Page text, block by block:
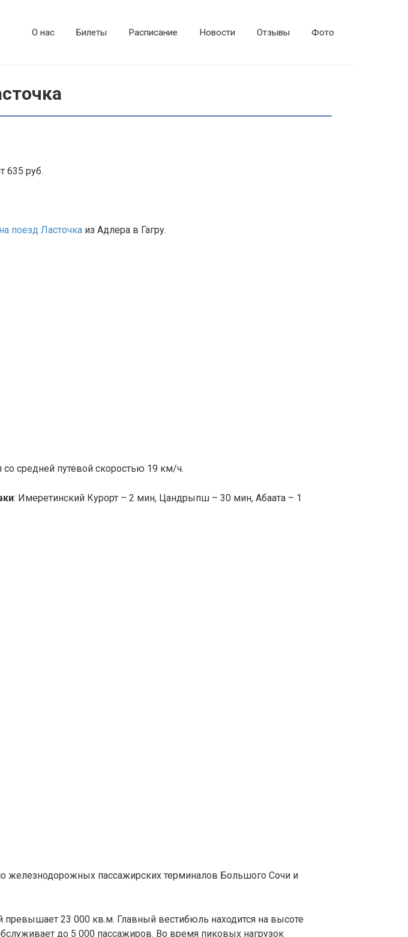
О нас Билеты Расписание Новости Отзывы Фото
635 руб.
поезд Ласточка из Адлера в Гагру.
средней путевой скоростью 19 км/ч.
: Имеретинский Курорт – 2 мин, Цандрыпш – 30 мин, Абаата – 1
железнодорожных пассажирских терминалов Большого Сочи и
23 000 кв.м. Главный вестибюль находится на высоте
до 5 000 пассажиров. Во время пиковых нагрузок